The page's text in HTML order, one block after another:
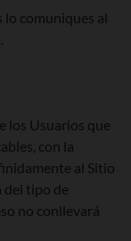
comuniques al
los Usuarios que
con la
al Sitio
del tipo de
no conllevará